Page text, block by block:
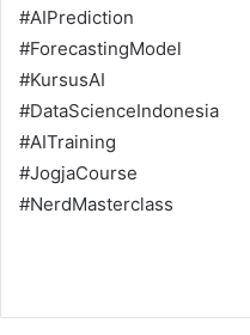
#AIPrediction
#ForecastingModel
#KursusAI
#DataScienceIndonesia
#AITraining
#JogjaCourse
#NerdMasterclass